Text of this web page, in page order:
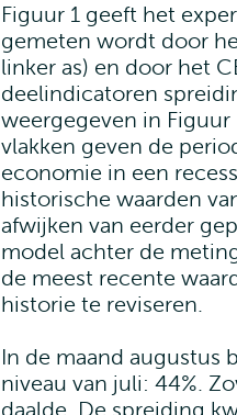
Figuur 1 geeft het
gemeten wordt door
linker as) en door het
deelindicatoren
weergegeven in Figuur
vlakken geven de
economie in een
historische waarden
afwijken van eerder
model achter de
de meest recente
historie te reviseren.
In de maand augustus
niveau van juli: 44%.